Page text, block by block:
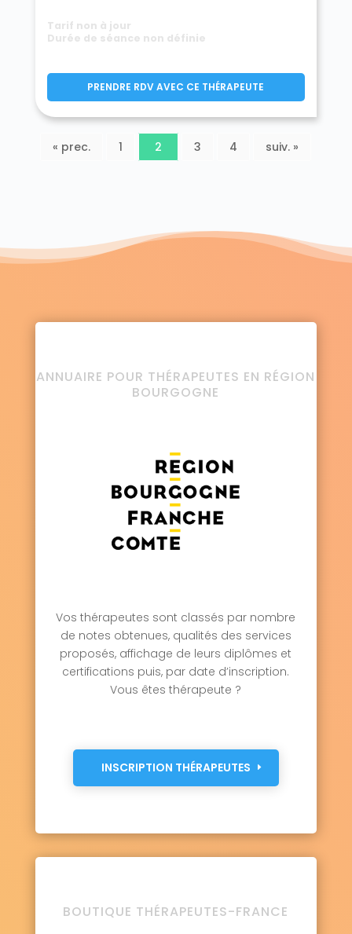
Tarif non à jour
Durée de séance non définie
PRENDRE RDV AVEC CE THÉRAPEUTE
« prec. 1 2 3 4 suiv. »
ANNUAIRE POUR THÉRAPEUTES EN RÉGION
BOURGOGNE
Vos thérapeutes sont classés par nombre
de notes obtenues, qualités des services
proposés, affichage de leurs diplômes et
certifications puis, par date d’inscription.
Vous êtes thérapeute ?
INSCRIPTION THÉRAPEUTES
BOUTIQUE THÉRAPEUTES-FRANCE